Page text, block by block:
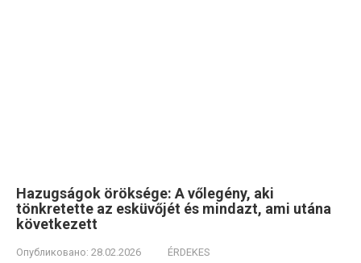
Hazugságok öröksége: A vőlegény, aki
tönkretette az esküvőjét és mindazt, ami utána
következett
Опубликовано: 28.02.2026 ÉRDEKES